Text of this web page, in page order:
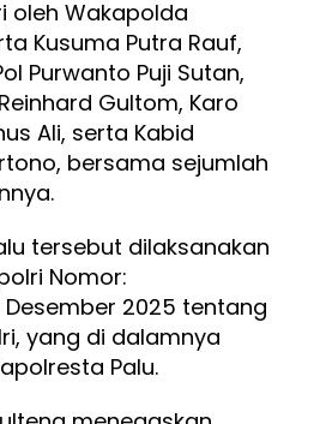
oleh Wakapolda
Kusuma Putra Rauf,
Purwanto Puji Sutan,
Gultom, Karo
Ali, serta Kabid
bersama sejumlah
tersebut dilaksanakan
Nomor:
Desember 2025 tentang
yang di dalamnya
Palu.